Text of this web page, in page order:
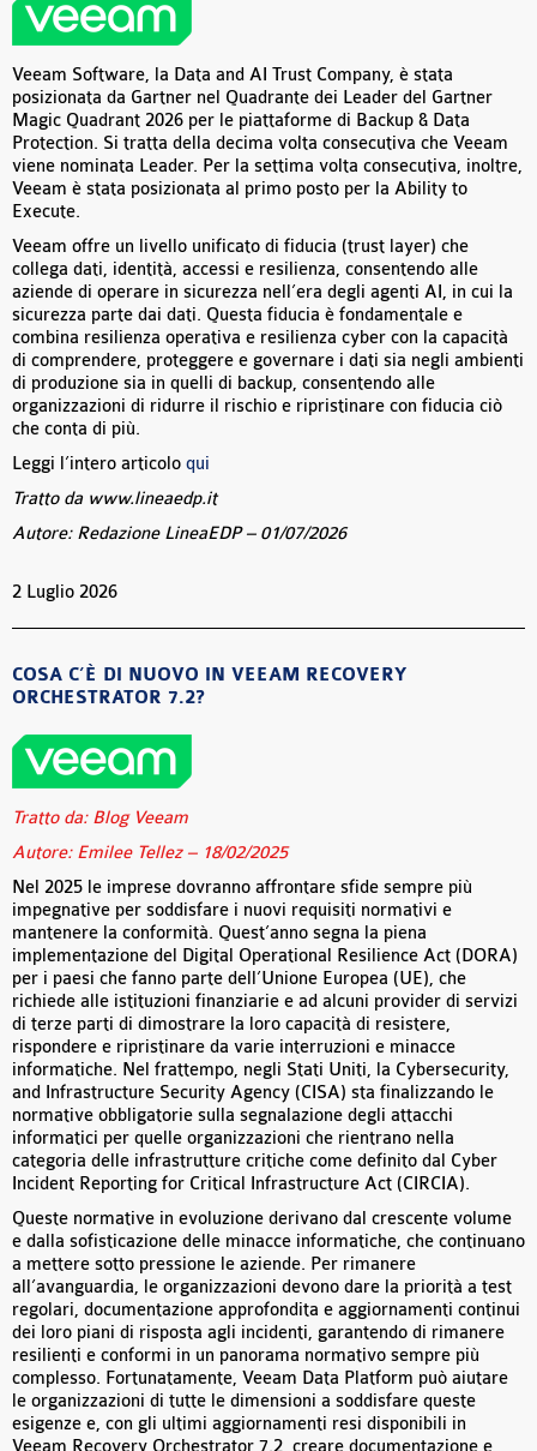
Veeam Software, la Data and AI Trust Company, è stata
posizionata da Gartner nel Quadrante dei Leader del Gartner
Magic Quadrant 2026 per le piattaforme di Backup & Data
Protection. Si tratta della decima volta consecutiva che Veeam
viene nominata Leader. Per la settima volta consecutiva, inoltre,
Veeam è stata posizionata al primo posto per la Ability to
Execute.
Veeam offre un livello unificato di fiducia (trust layer) che
collega dati, identità, accessi e resilienza, consentendo alle
aziende di operare in sicurezza nell’era degli agenti AI, in cui la
sicurezza parte dai dati. Questa fiducia è fondamentale e
combina resilienza operativa e resilienza cyber con la capacità
di comprendere, proteggere e governare i dati sia negli ambienti
di produzione sia in quelli di backup, consentendo alle
organizzazioni di ridurre il rischio e ripristinare con fiducia ciò
che conta di più.
Leggi l’intero articolo qui
Tratto da www.lineaedp.it
Autore: Redazione LineaEDP – 01/07/2026
2 Luglio 2026
COSA C’È DI NUOVO IN VEEAM RECOVERY
ORCHESTRATOR 7.2?
Tratto da: Blog Veeam
Autore: Emilee Tellez – 18/02/2025
Nel 2025 le imprese dovranno affrontare sfide sempre più
impegnative per soddisfare i nuovi requisiti normativi e
mantenere la conformità. Quest’anno segna la piena
implementazione del Digital Operational Resilience Act (DORA)
per i paesi che fanno parte dell’Unione Europea (UE), che
richiede alle istituzioni finanziarie e ad alcuni provider di servizi
di terze parti di dimostrare la loro capacità di resistere,
rispondere e ripristinare da varie interruzioni e minacce
informatiche. Nel frattempo, negli Stati Uniti, la Cybersecurity,
and Infrastructure Security Agency (CISA) sta finalizzando le
normative obbligatorie sulla segnalazione degli attacchi
informatici per quelle organizzazioni che rientrano nella
categoria delle infrastrutture critiche come definito dal Cyber
Incident Reporting for Critical Infrastructure Act (CIRCIA).
Queste normative in evoluzione derivano dal crescente volume
e dalla sofisticazione delle minacce informatiche, che continuano
a mettere sotto pressione le aziende. Per rimanere
all’avanguardia, le organizzazioni devono dare la priorità a test
regolari, documentazione approfondita e aggiornamenti continui
dei loro piani di risposta agli incidenti, garantendo di rimanere
resilienti e conformi in un panorama normativo sempre più
complesso. Fortunatamente, Veeam Data Platform può aiutare
le organizzazioni di tutte le dimensioni a soddisfare queste
esigenze e, con gli ultimi aggiornamenti resi disponibili in
Veeam Recovery Orchestrator 7.2, creare documentazione e